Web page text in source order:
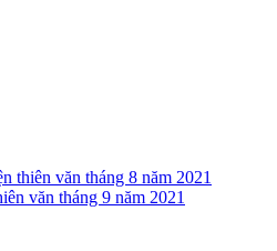
thiên văn tháng 8 năm 2021
văn tháng 9 năm 2021